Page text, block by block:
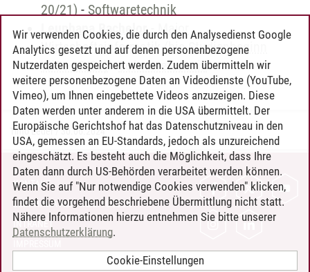
20/21) - Softwaretechnik
Leuphana Bachelor-Major
Wirtschaftsinformatik (bis Studienbeginn
WiSe 19/20)-Softwaretechnik
Timo Leder/30.06.2024
KONTAKT
LEUPHANA ALS ARBEITGEBER
INTRANET
Wir verwenden Cookies, die durch den Analysedienst Google
Analytics gesetzt und auf denen personenbezogene
Nutzerdaten gespeichert werden. Zudem übermitteln wir
weitere personenbezogene Daten an Videodienste (YouTube,
Vimeo), um Ihnen eingebettete Videos anzuzeigen. Diese
Daten werden unter anderem in die USA übermittelt. Der
Europäische Gerichtshof hat das Datenschutzniveau in den
USA, gemessen an EU-Standards, jedoch als unzureichend
eingeschätzt. Es besteht auch die Möglichkeit, dass Ihre
Daten dann durch US-Behörden verarbeitet werden können.
Wenn Sie auf "Nur notwendige Cookies verwenden" klicken,
findet die vorgehend beschriebene Übermittlung nicht statt.
Nähere Informationen hierzu entnehmen Sie bitte unserer
Datenschutzerklärung.
Cookie-Einstellungen